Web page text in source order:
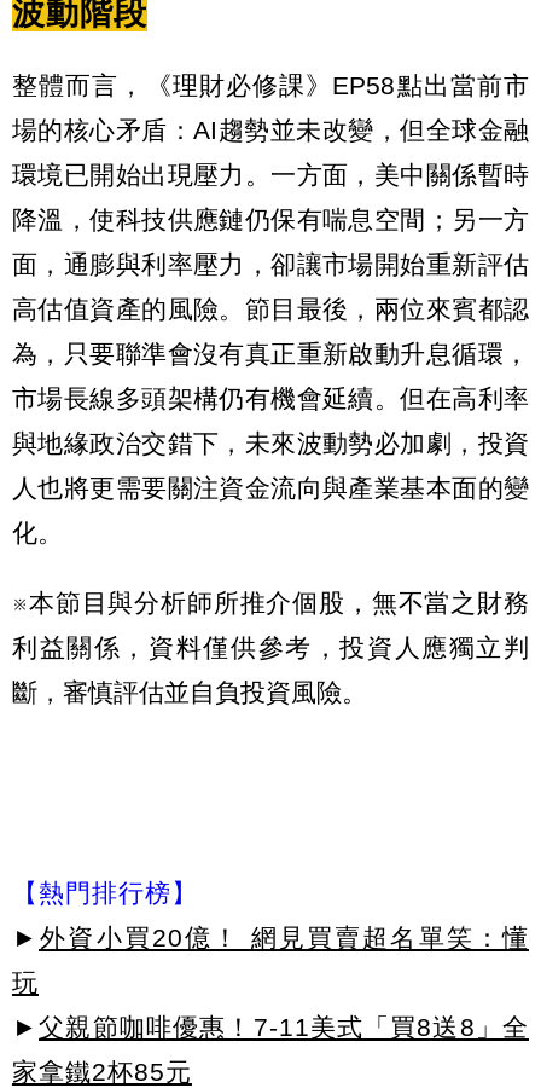
波動階段
整體而言，《理財必修課》EP58點出當前市
場的核心矛盾：AI趨勢並未改變，但全球金融
環境已開始出現壓力。一方面，美中關係暫時
降溫，使科技供應鏈仍保有喘息空間；另一方
面，通膨與利率壓力，卻讓市場開始重新評估
高估值資產的風險。節目最後，兩位來賓都認
為，只要聯準會沒有真正重新啟動升息循環，
市場長線多頭架構仍有機會延續。但在高利率
與地緣政治交錯下，未來波動勢必加劇，投資
人也將更需要關注資金流向與產業基本面的變
化。
※本節目與分析師所推介個股，無不當之財務
利益關係，資料僅供參考，投資人應獨立判
斷，審慎評估並自負投資風險。
【熱門排行榜】
► 外資小買20億！ 網見買賣超名單笑：懂
玩
► 父親節咖啡優惠！7-11美式「買8送8」全
家拿鐵2杯85元